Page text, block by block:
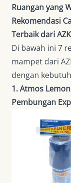
Ruangan yang
Rekomendasi
Terbaik dari
Di bawah ini 7
mampet dari
dengan
1. Atmos
Pembungan